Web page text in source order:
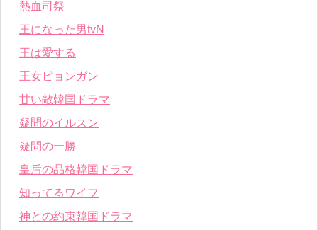
熱血司祭
王になった男tvN
王は愛する
王女ピョンガン
甘い敵韓国ドラマ
疑問のイルスン
疑問の一勝
皇后の品格韓国ドラマ
知ってるワイフ
神との約束韓国ドラマ